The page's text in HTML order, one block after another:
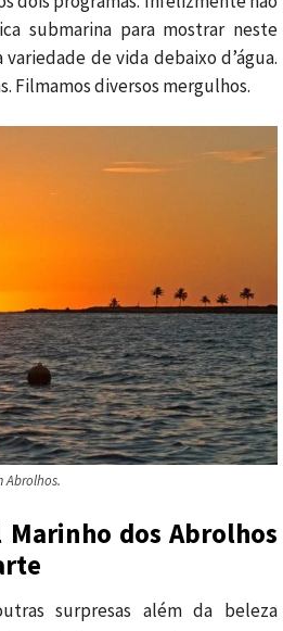
submarina para mostrar neste
de vida debaixo d’água.
Filmamos diversos mergulhos.
Abrolhos.
Marinho dos Abrolhos
surpresas além da beleza